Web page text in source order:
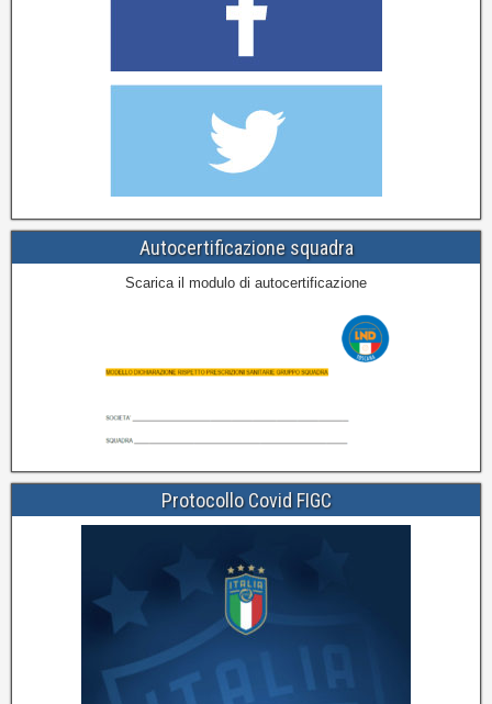
Autocertificazione squadra
Scarica il modulo di autocertificazione
Protocollo Covid FIGC